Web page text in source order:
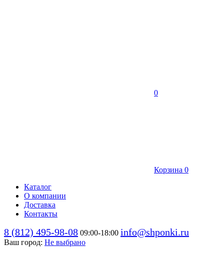
0
Корзина 0
Каталог
О компании
Доставка
Контакты
8 (812) 495-98-08 09:00-18:00 info@shponki.ru
Ваш город: Не выбрано